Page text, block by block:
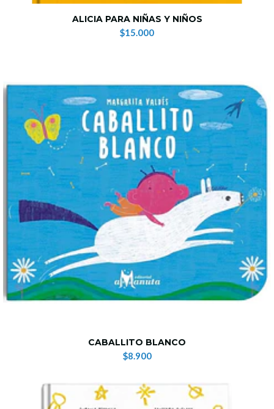
ALICIA PARA NIÑAS Y NIÑOS
$15.000
CABALLITO BLANCO
$8.900